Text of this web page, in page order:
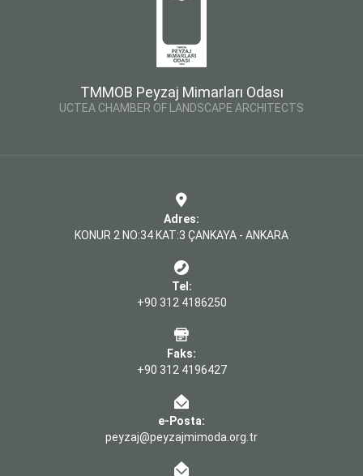
TMMOB Peyzaj Mimarları Odası
UCTEA CHAMBER OF LANDSCAPE ARCHITECTS
Adres:
KONUR 2 NO:34 KAT:3 ÇANKAYA - ANKARA
Tel:
+90 312 4186250
Faks:
+90 312 4196427
e-Posta:
peyzaj@peyzajmimoda.org.tr